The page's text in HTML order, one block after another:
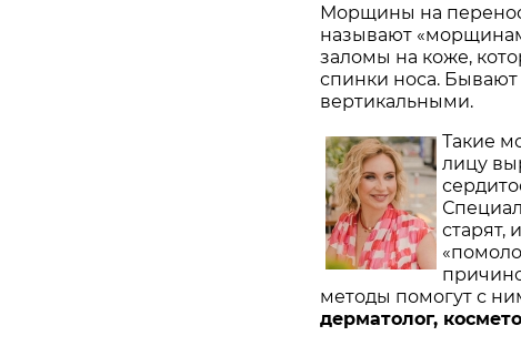
Морщины на
называют
заломы на коже,
спинки носа. Бывают
вертикальными.
Такие
лицу
старят,
методы помогут с
дерматолог,